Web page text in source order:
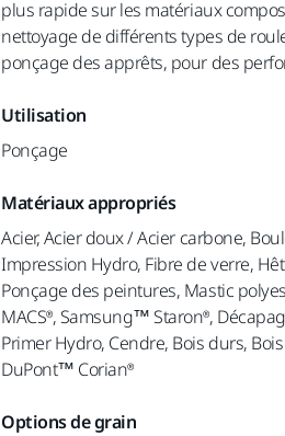
plus rapide sur les matériaux
nettoyage de différents types de
ponçage des apprêts, pour des
Utilisation
Ponçage
Matériaux appropriés
Acier, Acier doux / Acier carbone,
Impression Hydro, Fibre de verre,
Ponçage des peintures, Mastic
MACS®, Samsung™ Staron®,
Primer Hydro, Cendre, Bois durs,
DuPont™ Corian®
Options de grain